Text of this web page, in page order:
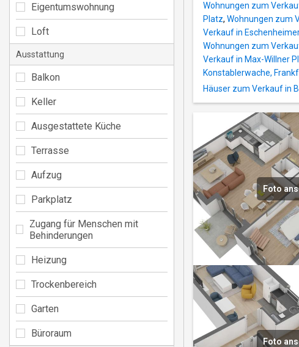
Wohnungen zum
Platz, Wohnungen zum
Verkauf in
Wohnungen zum
Verkauf in Max-Willner
Konstablerwache,
Häuser zum Verkauf in
Foto
Foto
Eigentumswohnung
Loft
Ausstattung
Balkon
Keller
Ausgestattete Küche
Terrasse
Aufzug
Parkplatz
Zugang für Menschen mit
Behinderungen
Heizung
Trockenbereich
Garten
Büroraum